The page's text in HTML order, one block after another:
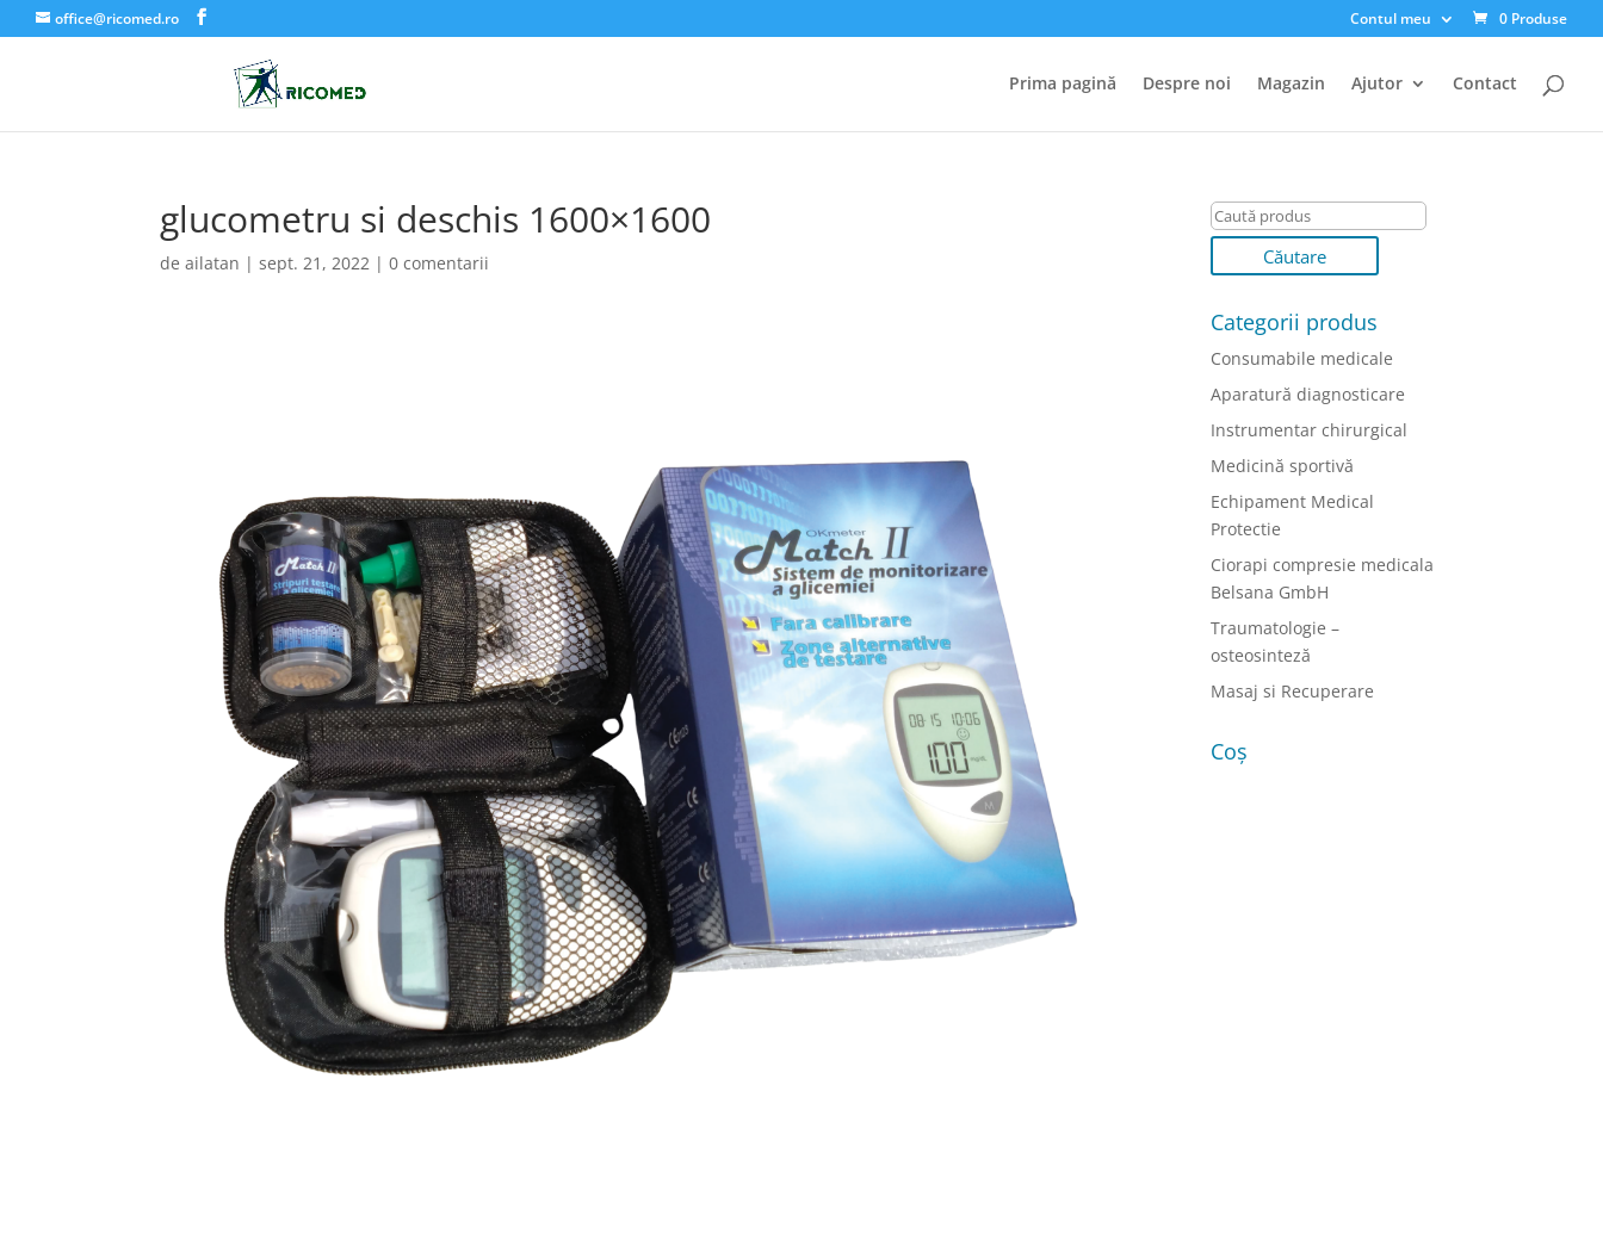
office@ricomed.ro Contul meu 0 Produse
Prima pagină Despre noi Magazin Ajutor Contact
glucometru si deschis 1600×1600
deailatan |sept. 21, 2022 |0 comentarii
Categorii produs
Consumabile medicale
Aparatură diagnosticare
Instrumentar chirurgical
Medicină sportivă
Echipament Medical
Protectie
Ciorapi compresie medicala
Belsana GmbH
Traumatologie –
osteosinteză
Masaj si Recuperare
Coș